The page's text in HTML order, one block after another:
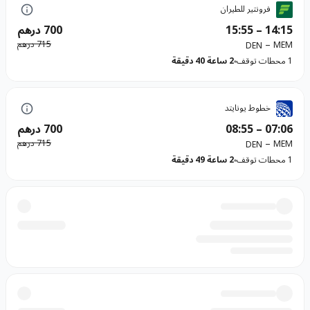
فرونتير للطيران
14:15
–
15:55 700 درهم
MEM
–
DEN
715 درهم
1 محطات توقف
2 ساعة 40 دقيقة
خطوط يونايتد
07:06
–
08:55 700 درهم
MEM
–
DEN
715 درهم
1 محطات توقف
2 ساعة 49 دقيقة